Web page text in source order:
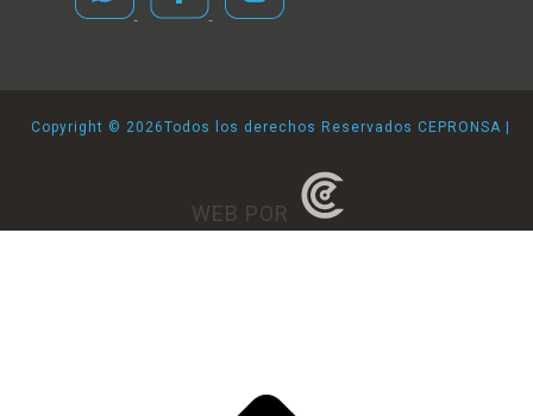
Copyright © 2026Todos los derechos Reservados CEPRONSA |
WEB POR